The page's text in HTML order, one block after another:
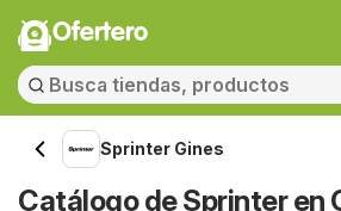
Ofertero
Sprinter Gines
Catálogo de Sprinter en